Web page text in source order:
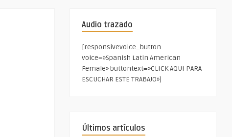
Audio trazado
[responsivevoice_button
voice=»Spanish Latin American
Female» buttontext=»CLICK AQUI PARA
ESCUCHAR ESTE TRABAJO»]
Últimos artículos